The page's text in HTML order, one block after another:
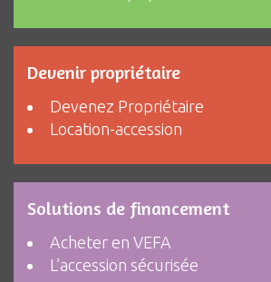
Devenir propriétaire
Devenez Propriétaire
Location-accession
Solutions de financement
Acheter en VEFA
L’accession sécurisée